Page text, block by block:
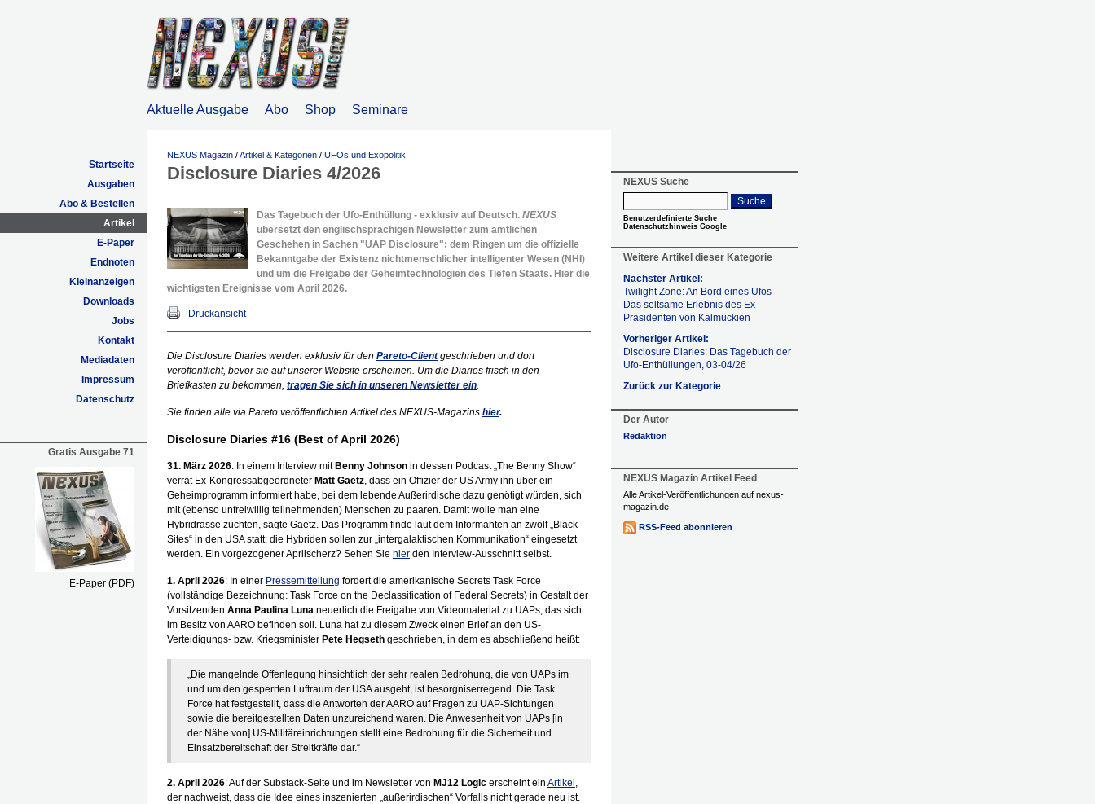
Aktuelle Ausgabe Abo Shop Seminare
Startseite
Ausgaben
Abo & Bestellen
Artikel
E-Paper
Endnoten
Kleinanzeigen
Downloads
Jobs
Kontakt
Mediadaten
Impressum
Datenschutz
Gratis Ausgabe 71
E-Paper (PDF)
NEXUS Magazin /Artikel & Kategorien / UFOs und Exopolitik
Disclosure Diaries 4/2026
Das Tagebuch der Ufo-Enthüllung - exklusiv auf Deutsch. NEXUS
übersetzt den englischsprachigen Newsletter zum amtlichen
Geschehen in Sachen "UAP Disclosure": dem Ringen um die offizielle
Bekanntgabe der Existenz nichtmenschlicher intelligenter Wesen (NHI)
und um die Freigabe der Geheimtechnologien des Tiefen Staats. Hier die
wichtigsten Ereignisse vom April 2026.
Druckansicht
Die Disclosure Diaries werden exklusiv für den Pareto-Clientgeschrieben und dort
veröffentlicht, bevor sie auf unserer Website erscheinen. Um die Diaries frisch in den
Briefkasten zu bekommen, tragen Sie sich in unseren Newsletter ein.
Sie finden alle via Pareto veröffentlichten Artikel des NEXUS-Magazins hier.
Disclosure Diaries #16 (Best of April 2026)
31. März 2026: In einem Interview mit Benny Johnson in dessen Podcast „The Benny Show“
verrät Ex-Kongressabgeordneter Matt Gaetz, dass ein Offizier der US Army ihn über ein
Geheimprogramm informiert habe, bei dem lebende Außerirdische dazu genötigt würden, sich
mit (ebenso unfreiwillig teilnehmenden) Menschen zu paaren. Damit wolle man eine
Hybridrasse züchten, sagte Gaetz. Das Programm finde laut dem Informanten an zwölf „Black
Sites“ in den USA statt; die Hybriden sollen zur „intergalaktischen Kommunikation“ eingesetzt
werden. Ein vorgezogener Aprilscherz? Sehen Sie hier den Interview-Ausschnitt selbst.
1. April 2026: In einer Pressemitteilung fordert die amerikanische Secrets Task Force
(vollständige Bezeichnung: Task Force on the Declassification of Federal Secrets) in Gestalt der
Vorsitzenden Anna Paulina Luna neuerlich die Freigabe von Videomaterial zu UAPs, das sich
im Besitz von AARO befinden soll. Luna hat zu diesem Zweck einen Brief an den US-
Verteidigungs- bzw. Kriegsminister Pete Hegseth geschrieben, in dem es abschließend heißt:
„Die mangelnde Offenlegung hinsichtlich der sehr realen Bedrohung, die von UAPs im
und um den gesperrten Luftraum der USA ausgeht, ist besorgniserregend. Die Task
Force hat festgestellt, dass die Antworten der AARO auf Fragen zu UAP-Sichtungen
sowie die bereitgestellten Daten unzureichend waren. Die Anwesenheit von UAPs [in
der Nähe von] US-Militäreinrichtungen stellt eine Bedrohung für die Sicherheit und
Einsatzbereitschaft der Streitkräfte dar.“
2. April 2026: Auf der Substack-Seite und im Newsletter von MJ12 Logic erscheint ein Artikel ,
der nachweist, dass die Idee eines inszenierten „außerirdischen“ Vorfalls nicht gerade neu ist.
NEXUS Suche
Suche
Benutzerdefinierte Suche
Datenschutzhinweis Google
Weitere Artikel dieser Kategorie
Nächster Artikel:
Twilight Zone: An Bord eines Ufos –
Das seltsame Erlebnis des Ex-
Präsidenten von Kalmückien
Vorheriger Artikel:
Disclosure Diaries: Das Tagebuch der
Ufo-Enthüllungen, 03-04/26
Zurück zur Kategorie
Der Autor
Redaktion
NEXUS Magazin Artikel Feed
Alle Artikel-Veröffentlichungen auf nexus-
magazin.de
RSS-Feed abonnieren